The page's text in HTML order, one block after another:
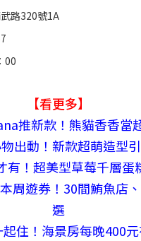
路320號1A
00
【看更多】
推新款！熊貓香香當
出動！新款超萌造型
有！超美型草莓千層蛋
周遊券！30間鮪魚店
選
住！海景房每晚400